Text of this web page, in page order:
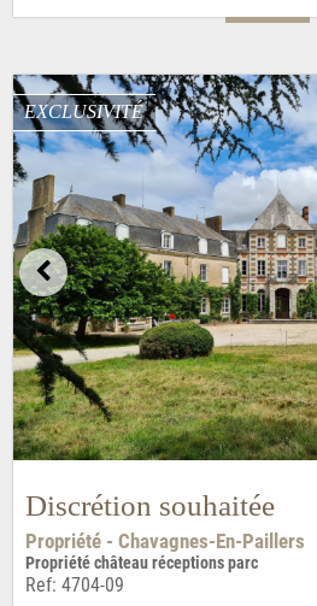
EXCLUSIVITÉ
Discrétion souhaitée
Propriété - Chavagnes-En-Paillers
Propriété château réceptions parc
Ref: 4704-09